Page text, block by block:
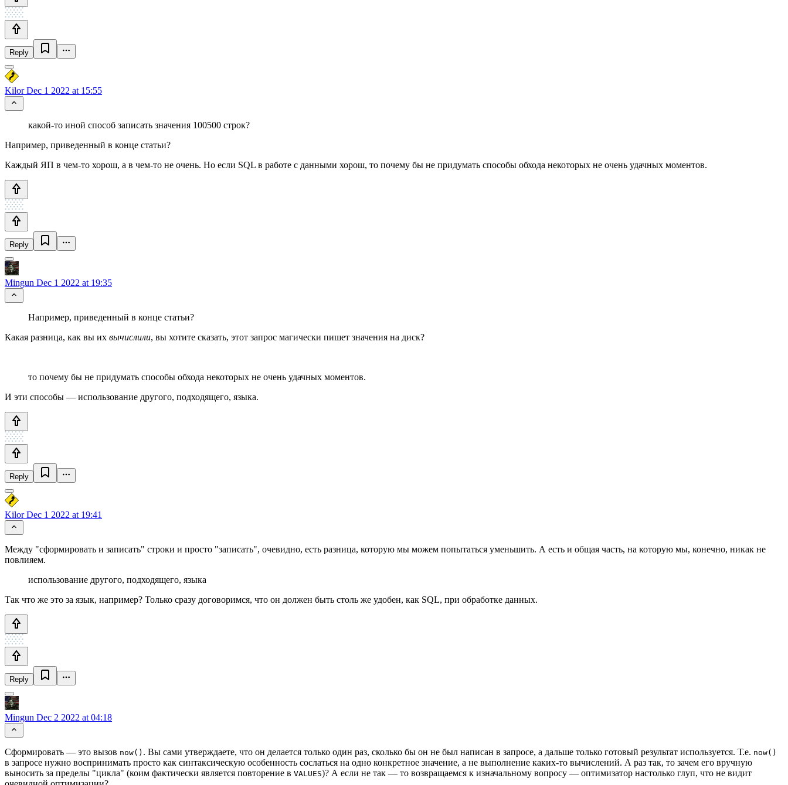
Reply
KilorDec 1 2022 at 15:55
какой-то иной способ записать значения 100500 строк?
Например, приведенный в конце статьи?
Каждый ЯП в чем-то хорош, а в чем-то не очень. Но если SQL в работе с данными хорош, то почему бы не придумать способы обхода некоторых не очень удачных моментов.
Reply
Mingun Dec 1 2022 at 19:35
Например, приведенный в конце статьи?
Какая разница, как вы их вычислили, вы хотите сказать, этот запрос магически пишет значения на диск?
то почему бы не придумать способы обхода некоторых не очень удачных моментов.
И эти способы — использование другого, подходящего, языка.
Reply
KilorDec 1 2022 at 19:41
Между "сформировать и записать" строки и просто "записать", очевидно, есть разница, которую мы можем попытаться уменьшить. А есть и общая часть, на которую мы, конечно, никак не
повлияем.
использование другого, подходящего, языка
Так что же это за язык, например? Только сразу договоримся, что он должен быть столь же удобен, как SQL, при обработке данных.
Reply
Mingun Dec 2 2022 at 04:18
Сформировать — это вызов now() . Вы сами утверждаете, что он делается только один раз, сколько бы он не был написан в запросе, а дальше только готовый результат используется. Т.е. now()
в запросе нужно воспринимать просто как синтаксическую особенность сослаться на одно конкретное значение, а не выполнение каких-то вычислений. А раз так, то зачем его вручную
выносить за пределы "цикла" (коим фактически является повторение в VALUES)? А если не так — то возвращаемся к изначальному вопросу — оптимизатор настолько глуп, что не видит